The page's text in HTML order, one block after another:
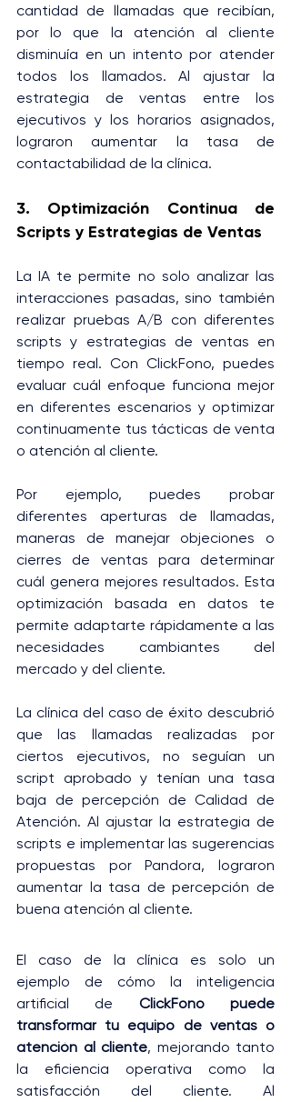
cantidad de llamadas que recibían,
por lo que la atención al cliente
disminuía en un intento por atender
todos los llamados. Al ajustar la
estrategia de ventas entre los
ejecutivos y los horarios asignados,
lograron aumentar la tasa de
contactabilidad de la clínica.
3. Optimización Continua de
Scripts y Estrategias de Ventas
La IA te permite no solo analizar las
interacciones pasadas, sino también
realizar pruebas A/B con diferentes
scripts y estrategias de ventas en
tiempo real. Con ClickFono, puedes
evaluar cuál enfoque funciona mejor
en diferentes escenarios y optimizar
continuamente tus tácticas de venta
o atención al cliente.
Por ejemplo, puedes probar
diferentes aperturas de llamadas,
maneras de manejar objeciones o
cierres de ventas para determinar
cuál genera mejores resultados. Esta
optimización basada en datos te
permite adaptarte rápidamente a las
necesidades cambiantes del
mercado y del cliente.
La clínica del caso de éxito descubrió
que las llamadas realizadas por
ciertos ejecutivos, no seguían un
script aprobado y tenían una tasa
baja de percepción de Calidad de
Atención. Al ajustar la estrategia de
scripts e implementar las sugerencias
propuestas por Pandora, lograron
aumentar la tasa de percepción de
buena atención al cliente.
El caso de la clínica es solo un
ejemplo de cómo la inteligencia
artificial de ClickFono puede
transformar tu equipo de ventas o
atención al cliente, mejorando tanto
la eficiencia operativa como la
satisfacción del cliente. Al